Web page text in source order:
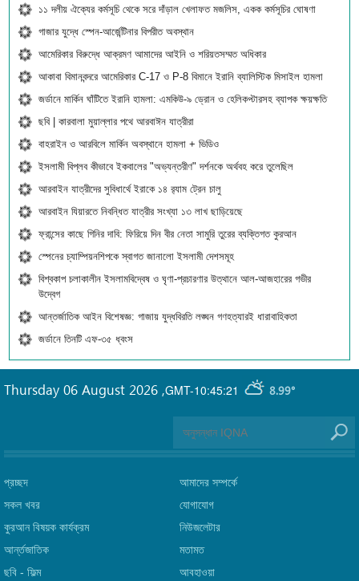
১১ দলীয় ঐক্যের কর্মসূচি থেকে সরে দাঁড়াল খেলাফত মজলিস, একক কর্মসূচির ঘোষণা
গাজার যুদ্ধে স্পেন-আর্জেন্টিনার বিপরীত অবস্থান
আমেরিকার বিরুদ্ধে আক্রমণ আমাদের আইনি ও শরিয়তসম্মত অধিকার
আকাবা বিমানবন্দরে আমেরিকার C-17 ও P-8 বিমানে ইরানি ব্যালিস্টিক মিসাইল হামলা
জর্ডানে মার্কিন ঘাঁটিতে ইরানি হামলা: এমকিউ-৯ ড্রোন ও হেলিকপ্টারসহ ব্যাপক ক্ষয়ক্ষতি
ছবি | কারবালা মুয়াল্লার পথে আরবাঈন যাত্রীরা
বাহরাইন ও আরবিলে মার্কিন অবস্থানে হামলা + ভিডিও
ইসলামী বিপ্লব কীভাবে ইকবালের "অভ্যন্তরীণ" দর্শনকে অর্থবহ করে তুলেছিল
আরবাইন যাত্রীদের সুবিধার্থে ইরাকে ১৪ র‍্যাম ট্রেন চালু
আরবাইন যিয়ারতে নিবন্ধিত যাত্রীর সংখ্যা ১৩ লাখ ছাড়িয়েছে
ফ্রান্সের কাছে গিনির দাবি: ফিরিয়ে দিন বীর নেতা সামুরি তুরের ব্যক্তিগত কুরআন
স্পেনের চ্যাম্পিয়নশিপকে স্বাগত জানালো ইসলামী দেশসমূহ
বিশ্বকাপ চলাকালীন ইসলামবিদ্বেষ ও ঘৃণা-প্রচারণার উত্থানে আল-আজহারের গভীর
উদ্বেগ
আন্তর্জাতিক আইন বিশেষজ্ঞ: গাজায় যুদ্ধবিরতি লঙ্ঘন গণহত্যারই ধারাবাহিকতা
জর্ডানে তিনটি এফ-৩৫ ধ্বংস
GMT-10:45:21 8.99°
Thursday 06 August 2026 ,
প্রচ্ছদ
সকল খবর
কুরআন বিষয়ক কার্যক্রম
আর্ন্তজাতিক
ছবি‎ - ফিল্ম
আমাদের সম্পর্কে
যোগাযোগ
নিউজলেটার
মতামত
আবহাওয়া